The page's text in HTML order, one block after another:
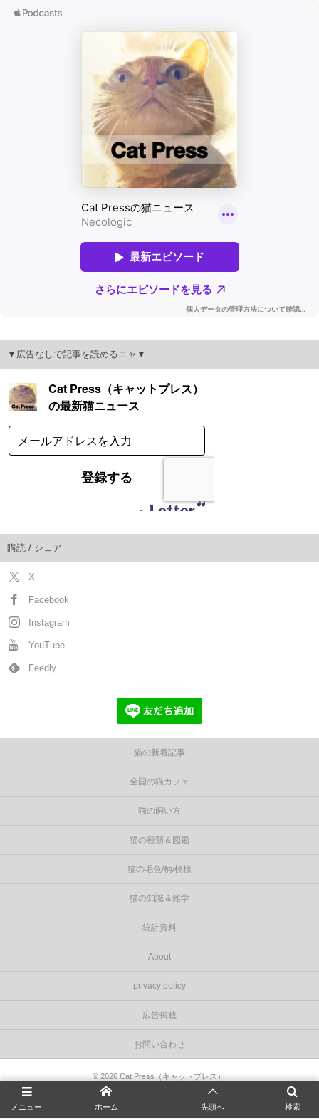
▼広告なしで記事を読めるニャ▼
購読 / シェア
X
Facebook
Instagram
YouTube
Feedly
猫の新着記事
全国の猫カフェ
猫の飼い方
猫の種類＆図鑑
猫の毛色/柄/模様
猫の知識＆雑学
統計資料
About
privacy policy
広告掲載
お問い合わせ
© 2026 Cat Press（キャットプレス） .
メニュー 検索
ホーム 先頭へ